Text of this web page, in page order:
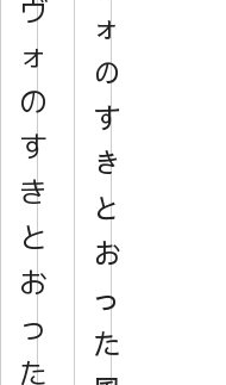
ヴ
ォ
の
す
き
と
お
っ
た
ォ
の
す
き
と
お
っ
た